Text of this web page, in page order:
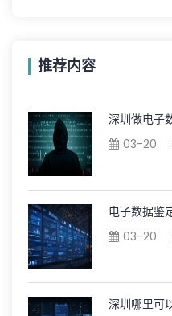
推荐内容
深圳做电子
03-20
电子数据鉴
03-20
深圳哪里可